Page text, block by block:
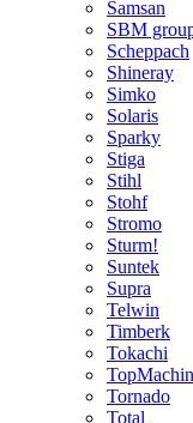
Samsan
SBM
Scheppach
Shineray
Simko
Solaris
Sparky
Stiga
Stihl
Stohf
Stromo
Sturm!
Suntek
Supra
Telwin
Timberk
Tokachi
Tornado
Total